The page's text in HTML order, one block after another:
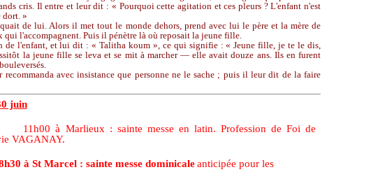
cris. Il entre et leur dit : « Pourquoi cette agitation et ces pleurs ? L'enfant n'est
dort. »
de lui. Alors il met tout le monde dehors, prend avec lui le père et la mère de
qui l'accompagnent. Puis il pénètre là où reposait la jeune fille.
de l'enfant, et lui dit : « Talitha koum », ce qui signifie : « Jeune fille, je te le dis,
la jeune fille se leva et se mit à marcher — elle avait douze ans. Ils en furent
recommanda avec insistance que personne ne le sache ; puis il leur dit de la faire
juin
Marlieux : sainte messe en latin. Profession de Foi de
VAGANAY.
St Marcel : sainte messe dominicaleanticipée pour les